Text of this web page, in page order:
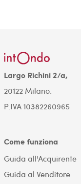
Largo Richini 2/a,
20122 Milano.
P.IVA 10382260965
Come funziona
Guida all'Acquirente
Guida al Venditore